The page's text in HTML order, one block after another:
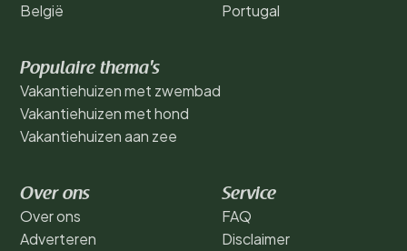
België
Portugal
Populaire thema's
Vakantiehuizen met zwembad
Vakantiehuizen met hond
Vakantiehuizen aan zee
Over ons
Over ons
Adverteren
Service
FAQ
Disclaimer